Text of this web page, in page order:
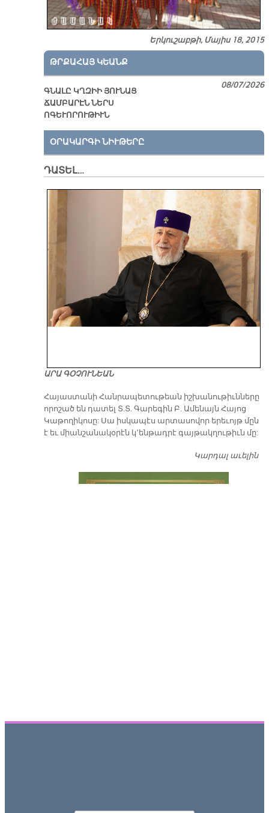
Երկուշաբթի, Մայիս 18, 2015
ԹՐՔԱՀԱՅ ԿԵԱՆՔ
ԳՆԱԼԸ ԿՂԶԻԻ ՅՈՒՆԱՑ
ՃԱՄԲԱՐԷՆ ՆԵՐՍ
ՈԳԵՒՈՐՈՒԹԻՒՆ
08/07/2026
ՕՐԱԿԱՐԳԻ ՆԻՒԹԵՐԸ
ԴԱՏԵԼ…
ԱՐԱ ԳՕՉՈՒՆԵԱՆ
​Հայաստանի Հանրապետութեան իշխանութիւնները
որոշած են դատել Տ.Տ. Գարեգին Բ. Ամենայն Հայոց
Կաթողիկոսը: Սա իսկապէս արտասովոր երեւոյթ մըն
է եւ միանշանակօրէն կ՚ենթադրէ գայթակղութիւն մը:
Կարդալ աւելին